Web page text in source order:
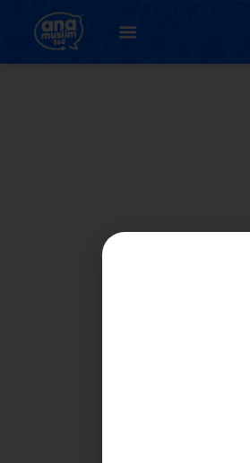
22. اونيت 6 : باچاءن